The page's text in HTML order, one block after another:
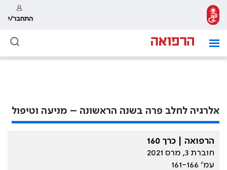
התחבר/י
אלרגיה לחלב פרה בשנה הראשונה – מניעה וטיפול
הרפואה | כרך 160
חוברת 3, מרס 2021
עמ׳ 161-166